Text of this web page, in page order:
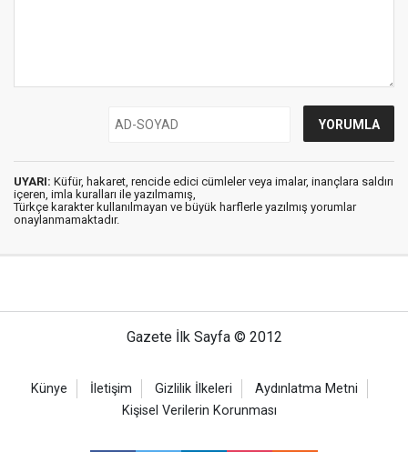
UYARI: Küfür, hakaret, rencide edici cümleler veya imalar, inançlara saldırı
içeren, imla kuralları ile yazılmamış,
Türkçe karakter kullanılmayan ve büyük harflerle yazılmış yorumlar
onaylanmamaktadır.
Gazete İlk Sayfa © 2012
Künye İletişim Gizlilik İlkeleri
Aydınlatma Metni
Kişisel Verilerin Korunması